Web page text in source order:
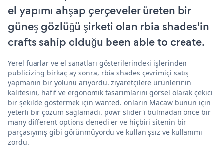
el yapımı ahşap çerçeveler üreten bir
güneş gözlüğü şirketi olan rbia shades'in
crafts sahip olduğu been able to create.
Yerel fuarlar ve el sanatları gösterilerindeki işlerinden
publicizing birkaç ay sonra, rbia shades çevrimiçi satış
yapmanın bir yolunu arıyordu. ziyaretçilere ürünlerinin
kalitesini, hafif ve ergonomik tasarımlarını görsel olarak çekici
bir şekilde göstermek için wanted. onların Macaw bunun için
yeterli bir çözüm sağlamadı. powr slider'ı bulmadan önce bir
many different options denediler ve hiçbiri sitenin bir
parçasıymış gibi görünmüyordu ve kullanışsız ve kullanımı
zordu.